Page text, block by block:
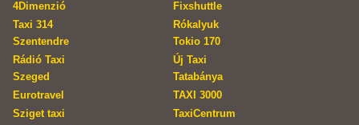
4Dimenzió
Fixshuttle
Taxi 314
Szentendre
Rókalyuk
Tokio 170
Rádió Taxi
Szeged
Új Taxi
Tatabánya
Eurotravel
TAXI 3000
Sziget taxi
TaxiCentrum